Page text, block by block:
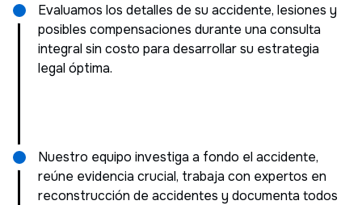
Evaluamos los detalles de su accidente, lesiones y
posibles compensaciones durante una consulta
integral sin costo para desarrollar su estrategia
legal óptima.
Nuestro equipo investiga a fondo el accidente,
reúne evidencia crucial, trabaja con expertos en
reconstrucción de accidentes y documenta todos